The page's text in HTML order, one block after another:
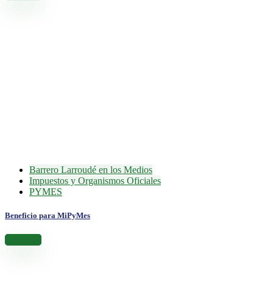
Barrero Larroudé en los Medios
Impuestos y Organismos Oficiales
PYMES
Beneficio para MiPyMes